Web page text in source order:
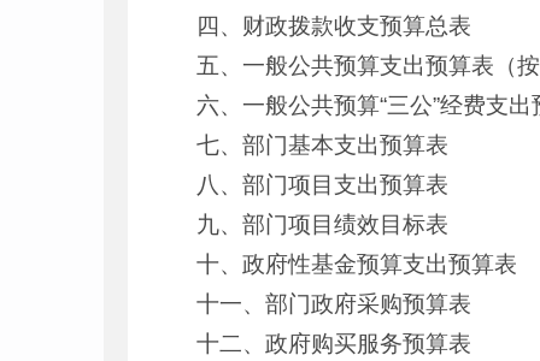
四、财政拨款收支预算总表
五、一般公共预算支出预算表（
六、一般公共预算“三公”经费支出
七、部门基本支出预算表
八、部门项目支出预算表
九、部门项目绩效目标表
十、政府性基金预算支出预算表
十一、部门政府采购预算表
十二、政府购买服务预算表